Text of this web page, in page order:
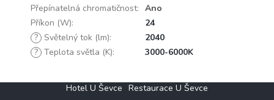
Přepínatelná chromatičnost: Ano
Příkon (W):
24
? Světelný tok (lm):
2040
? Teplota světla (K): 3000-6000K
Hotel U Ševce Restaurace U Ševce